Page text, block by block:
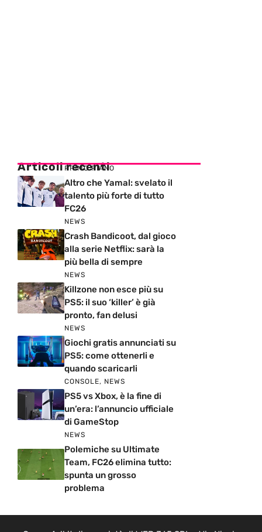
Articoli recenti
PRIMO PIANO
Altro che Yamal: svelato il
talento più forte di tutto
FC26
NEWS
Crash Bandicoot, dal gioco
alla serie Netflix: sarà la
più bella di sempre
NEWS
Killzone non esce più su
PS5: il suo ‘killer’ è già
pronto, fan delusi
NEWS
Giochi gratis annunciati su
PS5: come ottenerli e
quando scaricarli
CONSOLE, NEWS
PS5 vs Xbox, è la fine di
un’era: l’annuncio ufficiale
di GameStop
NEWS
Polemiche su Ultimate
Team, FC26 elimina tutto:
spunta un grosso
problema